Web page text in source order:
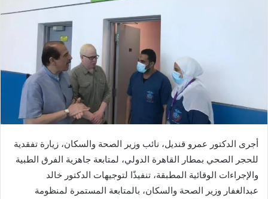
أجرى الدكتور عمرو قنديل، نائب وزير الصحة والسكان، زيارة تفقدية
للحجر الصحي بمطار القاهرة الدولي، لمتابعة جاهزية الفرق الطبية
والإجراءات الوقائية المطبقة، تنفيذًا لتوجيهات الدكتور خالد
عبدالغفار وزير الصحة والسكان، بالمتابعة المستمرة لمنظومة